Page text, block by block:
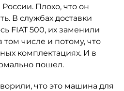
Плохо, что он
В службах доставки
FIAT 500, их заменили
том числе и потому, что
комплектациях. И в
пошел.
что это машина для